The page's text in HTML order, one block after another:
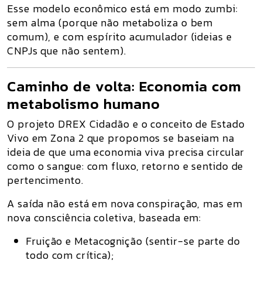
Esse modelo econômico está em modo zumbi:
sem alma (porque não metaboliza o bem
comum), e com espírito acumulador (ideias e
CNPJs que não sentem).
Caminho de volta: Economia com
metabolismo humano
O projeto DREX Cidadão e o conceito de Estado
Vivo em Zona 2 que propomos se baseiam na
ideia de que uma economia viva precisa circular
como o sangue: com fluxo, retorno e sentido de
pertencimento.
A saída não está em nova conspiração, mas em
nova consciência coletiva, baseada em:
Fruição e Metacognição (sentir-se parte do
todo com crítica);